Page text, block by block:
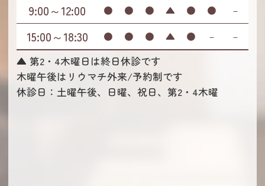
9:00～12:00 ● ● ● ▲ ● ● －
15:00～18:30 ● ● ● ▲ ● － －
▲ 第2・4木曜日は終日休診です
木曜午後はリウマチ外来/予約制です
休診日：土曜午後、日曜、祝日、第2・4木曜